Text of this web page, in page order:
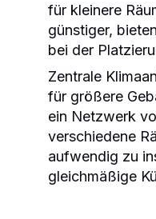
für kleinere
günstiger,
bei der
Zentrale
für größere
ein Netzwerk
verschiedene
aufwendig zu
gleichmäßige